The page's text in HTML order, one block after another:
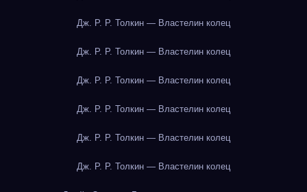
Дж. Р. Р. Толкин — Властелин колец
Дж. Р. Р. Толкин — Властелин колец
Дж. Р. Р. Толкин — Властелин колец
Дж. Р. Р. Толкин — Властелин колец
Дж. Р. Р. Толкин — Властелин колец
Дж. Р. Р. Толкин — Властелин колец